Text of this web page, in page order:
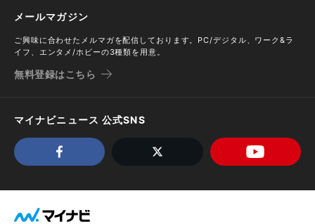
メールマガジン
ご興味に合わせたメルマガを配信しております。PC/デジタル、ワーク&ラ
イフ、エンタメ/ホビーの3種類を用意。
無料登録はこちら
マイナビニュース 公式SNS